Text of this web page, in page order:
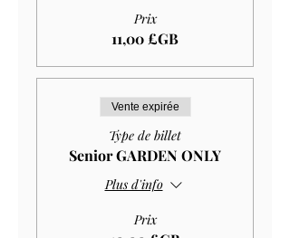
Prix
11,00 £GB
Vente expirée
Type de billet
Senior GARDEN ONLY
Plus d'info
Prix